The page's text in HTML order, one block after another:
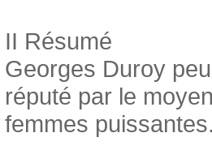
II Résumé
Georges Duroy
réputé par le
femmes